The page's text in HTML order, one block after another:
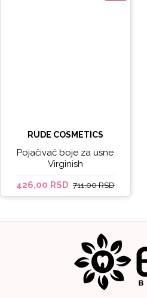
RUDE COSMETICS
Pojačivač boje za usne
Virginish
426,00 RSD 711,00 RSD